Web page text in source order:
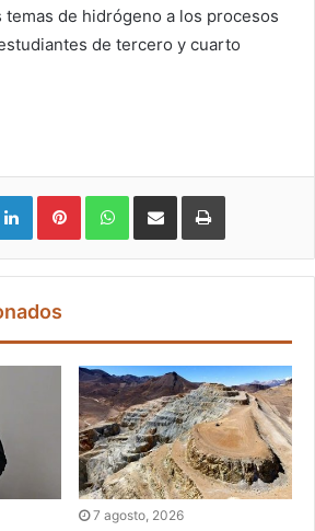
de hidrógeno a los procesos
de tercero y cuarto
LinkedIn Pinterest WhatsApp
7 agosto, 2026